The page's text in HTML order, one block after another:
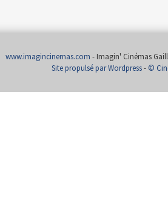
www.imagincinemas.com - Imagin' Cinémas
Site propulsé par Wordpress- ©